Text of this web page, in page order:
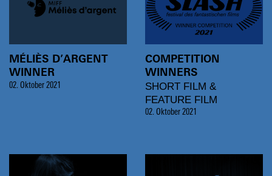
MÉLIÈS D’ARGENT
WINNER
02. Oktober 2021
COMPETITION
WINNERS
SHORT FILM &
FEATURE FILM
02. Oktober 2021